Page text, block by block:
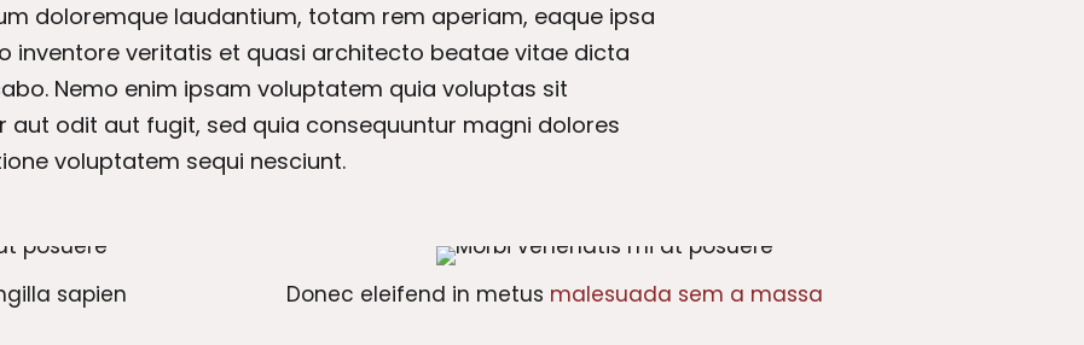
doloremque laudantium, totam rem aperiam, eaque ipsa
inventore veritatis et quasi architecto beatae vitae dicta
Nemo enim ipsam voluptatem quia voluptas sit
aut odit aut fugit, sed quia consequuntur magni dolores
voluptatem sequi nesciunt.
sapien Donec eleifend in metus malesuada sem a massa